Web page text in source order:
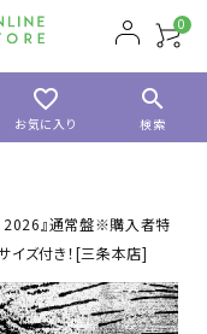
0
favorite_border
お気に入り
search
検索
2026』通常盤※購入者特
イズ付き！[三条本店]